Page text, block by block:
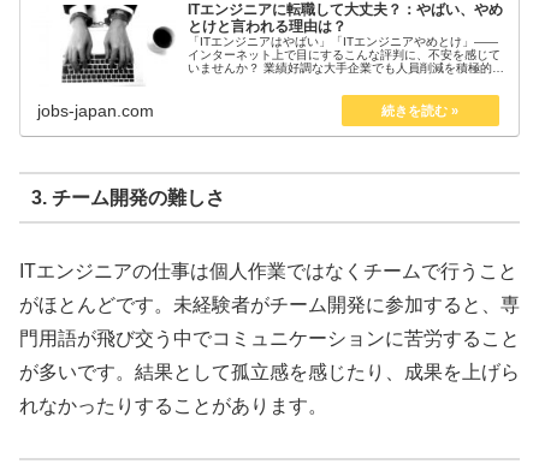
ITエンジニアに転職して大丈夫？：やばい、やめ
とけと言われる理由は？
「ITエンジニアはやばい」「ITエンジニアやめとけ」――
インターネット上で目にするこんな評判に、不安を感じて
いませんか？ 業績好調な大手企業でも人員削減を積極的に
で求人が溢れている状況で...
jobs-japan.com
3. チーム開発の難しさ
ITエンジニアの仕事は個人作業ではなくチームで行うこと
がほとんどです。未経験者がチーム開発に参加すると、専
門用語が飛び交う中でコミュニケーションに苦労すること
が多いです。結果として孤立感を感じたり、成果を上げら
れなかったりすることがあります。